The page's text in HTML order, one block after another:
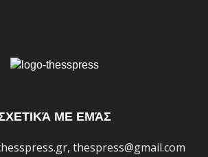
ΜΕ ΕΜΆΣ
thespress@gmail.com